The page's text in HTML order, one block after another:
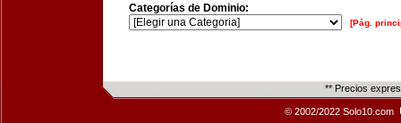
Categorías de Dominio:
[Pág.
** Precios
© 2002/2022 Solo10.com